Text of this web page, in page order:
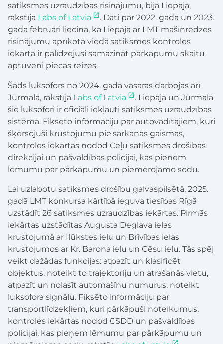
satiksmes uzraudzības risinājumu, bija Liepāja,
rakstīja Labs of Latvia
. Dati par 2022. gada un 2023.
gada februāri liecina, ka Liepājā ar LMT mašīnredzes
risinājumu aprīkotā viedā satiksmes kontroles
iekārta ir palīdzējusi samazināt pārkāpumu skaitu
aptuveni piecas reizes.
Šāds luksofors no 2024. gada vasaras darbojas arī
Jūrmalā, rakstīja Labs of Latvia
. Liepājā un Jūrmalā
šie luksofori ir oficiāli iekļauti satiksmes uzraudzības
sistēmā. Fiksēto informāciju par autovadītājiem, kuri
šķērsojuši krustojumu pie sarkanās gaismas,
kontroles iekārtas nodod Ceļu satiksmes drošības
direkcijai un pašvaldības policijai, kas pieņem
lēmumu par pārkāpumu un piemērojamo sodu.
Lai uzlabotu satiksmes drošību galvaspilsētā, 2025.
gadā LMT konkursa kārtībā ieguva tiesības Rīgā
uzstādīt 26 satiksmes uzraudzības iekārtas. Pirmās
iekārtas uzstādītas Augusta Deglava ielas
krustojumā ar Ilūkstes ielu un Brīvības ielas
krustojumos ar Kr. Barona ielu un Cēsu ielu. Tās spēj
veikt dažādas funkcijas: atpazīt un klasificēt
objektus, noteikt to trajektoriju un atrašanās vietu,
atpazīt un nolasīt automašīnu numurus, noteikt
luksofora signālu. Fiksēto informāciju par
transportlīdzekļiem, kuri pārkāpuši noteikumus,
kontroles iekārtas nodod CSDD un pašvaldības
policijai, kas pieņem lēmumu par pārkāpumu un